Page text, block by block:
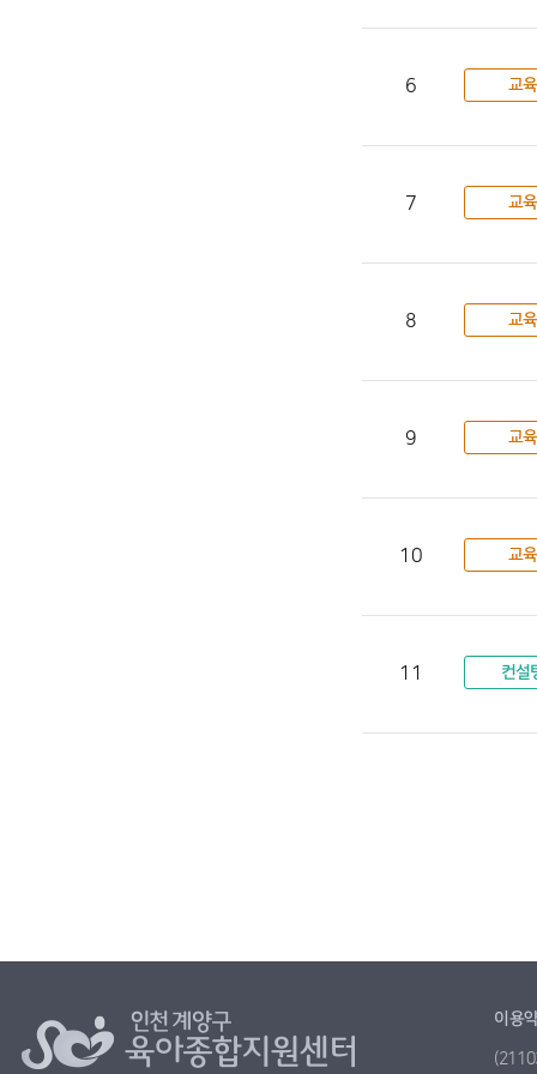
6 교육
7 교육
8 교육
9 교육
10 교육
11 컨설
이용